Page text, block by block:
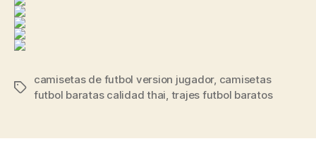
Etiquetas
camisetas de futbol version jugador, camisetas
futbol baratas calidad thai trajes futbol baratos